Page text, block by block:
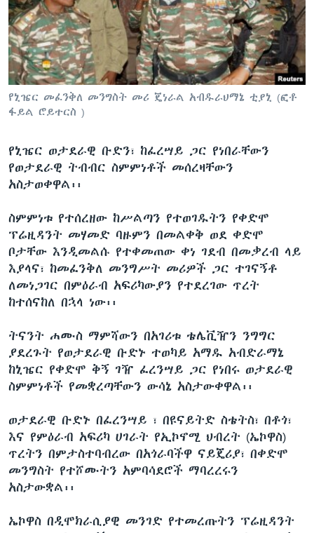
ቋንቋዎች
የኒዤር መፈንቅለ መንግስት መሪ ጄነራል አብዱራህማኔ ቲያኒ (ፎቶ
ፋይል ሮይተርስ )
የኒዤር ወታደራዊ ቡድን፣ ከፈረሣይ ጋር የነበራቸውን
የወታደራዊ ትብብር ስምምነቶች መሰረዛቸውን
አስታወቀዋል፡፡
ስምምነቱ የተሰረዘው ከሥልጣን የተወገዱትን የቀድሞ
ፕሬዚዳንት መሃመድ ባዙምን በመልቀቅ ወደ ቀድሞ
ቦታቸው እንዲመልሱ የተቀመጠው ቀነ ገደብ በመቃረብ ላይ
እያላና፣ ከመፈንቅለ መንግሥት መሪዎች ጋር ተገናኝቶ
ለመነጋገር በምዕራብ አፍሪካውያን የተደረገው ጥረት
ከተሰናከለ በኋላ ነው፡፡
ትናንት ሐሙስ ማምሻውን በአገሪቱ ቴሌቪዥን ንግግር
ያደረጉት የወታደራዊ ቡድኑ ተወካይ አማዱ አብድራማኔ
ከኒዤር የቀድሞ ቅኝ ገዥ ፈረንሣይ ጋር የነበሩ ወታደራዊ
ስምምነቶች የመቋረጣቸውን ውሳኔ አስታውቀዋል፡፡
ወታደራዊ ቡድኑ በፈረንሣይ ፣ በዩናይትድ ስቴትስ፣ በቶጎ፣
እና የምዕራብ አፍሪካ ሀገራት የኢኮኖሚ ህብረት (ኤኮዋስ)
ጥረትን በምታስተባብረው በአጎራባችዋ ናይጄሪያ፣ በቀድሞ
መንግስት የተሾሙትን አምባሳደሮች ማባረረሩን
አስታውቋል፡፡
ኤኮዋስ በዲሞክራሲያዊ መንገድ የተመረጡትን ፕሬዚዳንት